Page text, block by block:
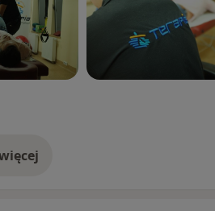
o doświadczeniu